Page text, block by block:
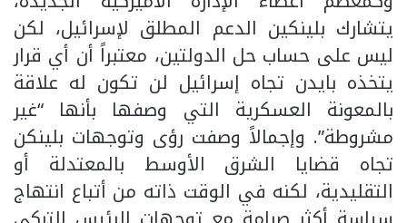
يتشارك بلينكين الدعم المطلق لإسرائيل، لكن
ليس على حساب حل الدولتين، معتبراً أن أي قرار
يتخذه بايدن تجاه إسرائيل لن تكون له علاقة
بالمعونة العسكرية التي وصفها بأنها “غير
مشروطة”. وإجمالاً وصفت رؤى وتوجهات بلينكن
تجاه قضايا الشرق الأوسط بالمعتدلة أو
التقليدية، لكنه في الوقت ذاته من أتباع انتهاج